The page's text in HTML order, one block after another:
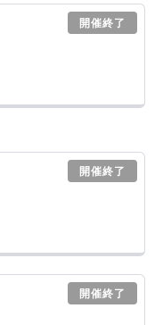
開催終了
開催終了
開催終了